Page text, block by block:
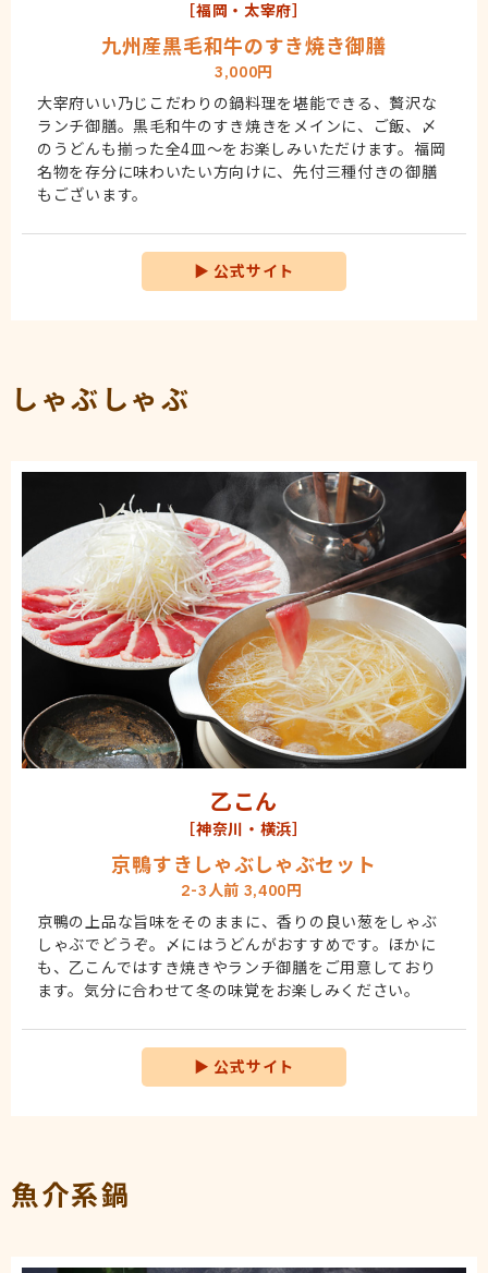
［福岡・太宰府］
九州産黒毛和牛のすき焼き御膳
3,000円
大宰府いい乃じこだわりの鍋料理を堪能できる、贅沢な
ランチ御膳。黒毛和牛のすき焼きをメインに、ご飯、〆
のうどんも揃った全4皿〜をお楽しみいただけます。福岡
名物を存分に味わいたい方向けに、先付三種付きの御膳
もございます。
▶ 公式サイト
しゃぶしゃぶ
乙こん
［神奈川・横浜］
京鴨すきしゃぶしゃぶセット
2-3人前 3,400円
京鴨の上品な旨味をそのままに、香りの良い葱をしゃぶ
しゃぶでどうぞ。〆にはうどんがおすすめです。ほかに
も、乙こんではすき焼きやランチ御膳をご用意しており
ます。気分に合わせて冬の味覚をお楽しみください。
▶ 公式サイト
魚介系鍋